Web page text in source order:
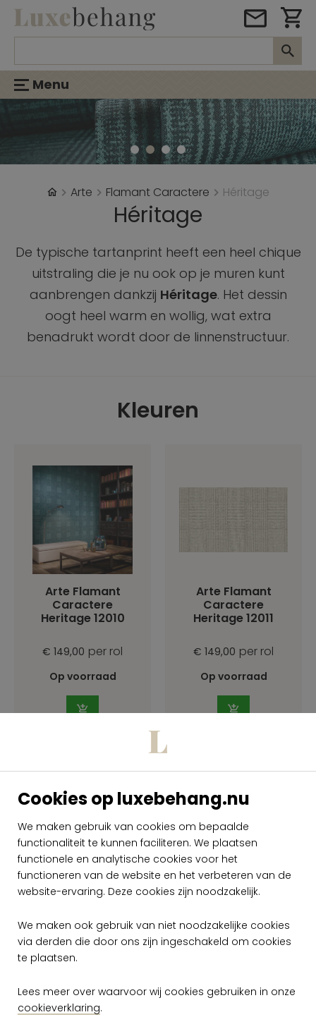
Cookies op luxebehang.nu
We maken gebruik van cookies om bepaalde
functionaliteit te kunnen faciliteren. We plaatsen
functionele en analytische cookies voor het
functioneren van de website en het verbeteren van de
website-ervaring. Deze cookies zijn noodzakelijk.
We maken ook gebruik van niet noodzakelijke cookies
via derden die door ons zijn ingeschakeld om cookies
te plaatsen.
Lees meer over waarvoor wij cookies gebruiken in onze
cookieverklaring.
Menu
Arte Flamant Caractere Héritage
Héritage
De typische tartanprint heeft een heel chique
uitstraling die je nu ook op je muren kunt
aanbrengen dankzij Héritage. Het dessin
oogt heel warm en wollig, wat extra
benadrukt wordt door de linnenstructuur.
Kleuren
Arte Flamant
Caractere
Heritage 12010
€ 149,00 per rol
Op voorraad
Arte Flamant
Caractere
Heritage 12011
€ 149,00 per rol
Op voorraad
Caractere
Heritage 12012
Op voorraad